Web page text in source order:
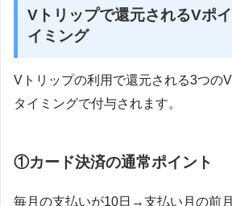
Vトリップで還元されるVポ
イミング
Vトリップの利用で還元される3つの
タイミングで付与されます。
①カード決済の通常ポイント
毎月の支払いが10日→支払い月の前